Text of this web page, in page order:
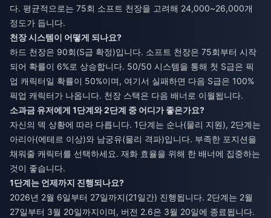
다. 평균적으로는 75회 소프트 천장을 고려해 24,000~26,000개
정도가 듭니다.
천장 시스템이 어떻게 되나요?
하드 천장은 90회(S급 확정)입니다. 소프트 천장은 75회부터 시작
되어 확률이 6%로 상승합니다. 50/50 시스템을 통해 첫 S급은 픽
업 캐릭터일 확률이 50%이며, 여기서 실패하면 다음 S급은 100%
픽업 캐릭터가 나옵니다. 천장 스택은 다음 배너로 이월됩니다.
소과금 유저에게 1단계와 2단계 중 어디가 좋은가요?
자신의 덱 상황에 따라 다릅니다. 1단계는 순나(물리 지원), 2단계는
아리아(에테르 이상)와 남궁유(물리 격파)입니다. 부족한 포지션을
채워줄 캐릭터를 선택하세요. 재화 효율을 위해 한 배너에 집중하는
것이 좋습니다.
1단계는 언제까지 진행되나요?
2026년 2월 6일부터 27일까지(21일간) 진행됩니다. 2단계는 2월
27일부터 3월 20일까지이며, 버전 2.6은 3월 20일에 종료됩니다.